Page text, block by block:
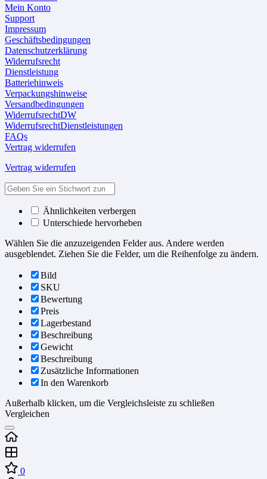
Mein Konto
Support
Impressum
Geschäftsbedingungen
Datenschutzerklärung
Widerrufsrecht
Dienstleistung
Batteriehinweis
Verpackungshinweise
Versandbedingungen
WiderrufsrechtDW
WiderrufsrechtDienstleistungen
FAQs
Vertrag widerrufen
Vertrag widerrufen
Ähnlichkeiten verbergen
Unterschiede hervorheben
Wählen Sie die anzuzeigenden Felder aus. Andere werden
ausgeblendet. Ziehen Sie die Felder, um die Reihenfolge zu ändern.
Bild
SKU
Bewertung
Preis
Lagerbestand
Beschreibung
Gewicht
Beschreibung
Zusätzliche Informationen
In den Warenkorb
Außerhalb klicken, um die Vergleichsleiste zu schließen
Vergleichen
0